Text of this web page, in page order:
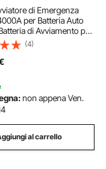
auto
di Emergenza
per Batteria Auto
di Avviamento per
Torcia a 3 Modi Cavo
per Motori Corrente
Uscita 18W
(4)
non appena Ven.
al carrello